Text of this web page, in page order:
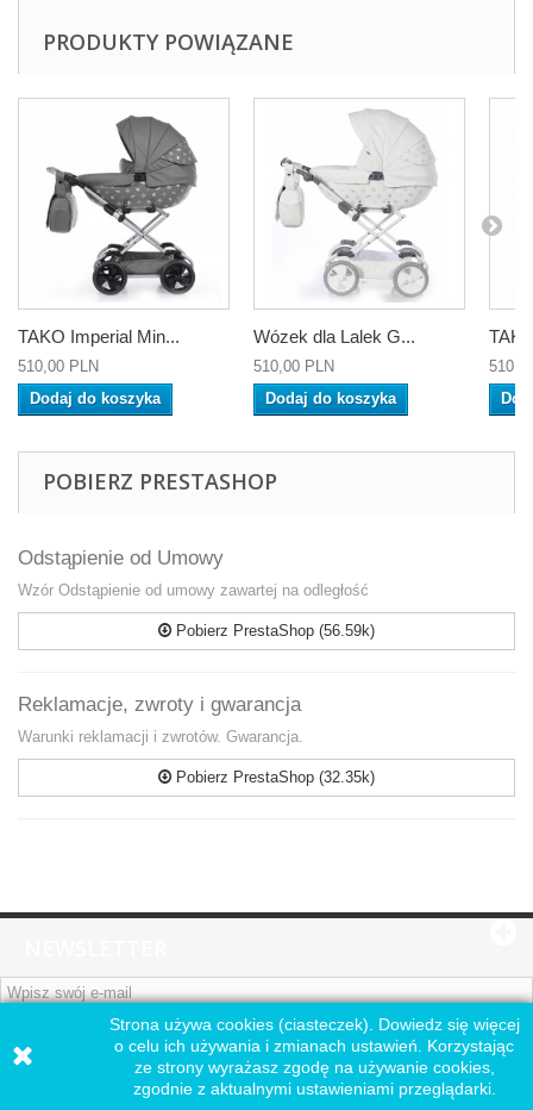
PRODUKTY POWIĄZANE
TAKO Imperial Min...
510,00 PLN
Dodaj do koszyka
Wózek dla Lalek G...
510,00 PLN
Dodaj do koszyka
POBIERZ PRESTASHOP
Odstąpienie od Umowy
Wzór Odstąpienie od umowy zawartej na odległość
Pobierz PrestaShop (56.59k)
Reklamacje, zwroty i gwarancja
Warunki reklamacji i zwrotów. Gwarancja.
Pobierz PrestaShop (32.35k)
Strona używa cookies (ciasteczek). Dowiedz się więcej
o celu ich używania i zmianach ustawień. Korzystając
ze strony wyrażasz zgodę na używanie cookies,
zgodnie z aktualnymi ustawieniami przeglądarki.